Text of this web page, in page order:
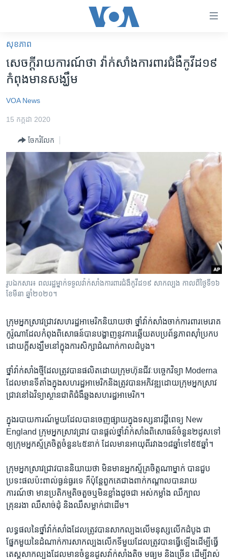
គេហទំព័រ​
ទាក់ទង
រំលង​
និង​
ទំព័រ​
ម្តង
រំលង​
សម្ព័ន្ធ​
រំលង​
និង​
ទៅ​
ស្វែង​
អន្តរជាតិ
ហេឡូវីអូអេ
កម្ពុជាច្នៃប្រតិដ្ឋ
ព្រឹត្តិការណ៍ព័ត៌មាន
ទូរទស្សន៍ / វីដេអូ​
វិទ្យុ / ផតខាសថ៍
កម្មវិធីទាំងអស់
Khmer English
បណ្តាញ​សង្គម
ភាសា
សុខភាព
សេចក្តីរាយការណ៍ថា វ៉ាក់សាំងការពារជំងឺកូវីដ១៩
កំពុងមានសង្ឃឹម
VOA News
15 កក្កដា 2020
ចែករំលែក
រូបឯកសារ៖ ពលរដ្ឋម្នាក់ទទួលវ៉ាក់សាំងការពារជំងឺកូវីដ១៩ សាកល្បង កាលពីថ្ងៃទី១៦
ខែមីនា ឆ្នាំ២០២០។
ក្រុមអ្នកស្រាវជ្រាវសហរដ្ឋអាមេរិកនិយាយថា ថ្នាំវ៉ាក់សាំងចាក់ការពារមេរោគ
កូរ៉ូណាដែលកំពុងពិសោធន៍បានបង្ហាញនូវការឆ្លើយតបប្រព័ន្ធភាពស៊ាំប្រកប
ដោយក្តីសង្ឃឹមនៅក្នុងការសិក្សាដំណាក់កាលដំបូង។
ថ្នាំវ៉ាក់សាំងថ្មីដែលត្រូវបានផលិតដោយក្រុមហ៊ុនជីវៈបច្ចេកវិទ្យា Moderna
ដែលមានទីតាំងក្នុងសហរដ្ឋអាមេរិកនិងត្រូវបានអភិវឌ្ឍដោយក្រុមអ្នកស្រាវ
ជ្រាវនៅឯវិទ្យាស្ថានជាតិជំងឺឆ្លងសហរដ្ឋអាមេរិក។
ក្នុងរបាយការណ៍មួយដែលបានចេញផ្សាយក្នុងទស្សនាវដ្តីពេទ្យ New
England ក្រុមអ្នកស្រាវជ្រាវ បានផ្តល់ថ្នាំវ៉ាក់សាំងពិសោធន៍ចំនួន២ដូសទៅ
ឲ្យក្រុមអ្នកស្ម័គ្រចិត្តចំនួន៤៥នាក់ ដែលមានអាយុពីរវាង១៨ឆ្នាំទៅ៥៥ឆ្នាំ។
ក្រុមអ្នកស្រាវជ្រាវបាននិយាយថា មិនមានអ្នកស្ម័គ្រចិត្តណាម្នាក់ បានជួប
ប្រទះផលប៉ះពាល់ធ្ងន់ធ្ងរទេ ក៏ប៉ុន្តែពួកគេជាងពាក់កណ្តាលបានរាយ
ការណ៍ថា មានប្រតិកម្មតិចតួចឬមិនខ្លាំងដូចជា អស់កម្លាំង ឈឺក្បាល
គ្រុនរងា ឈឺសាច់ដុំ និងឈឹសម្លាក់ជាដើម។
លទ្ធផលនៃថ្នាំវ៉ាក់សាំងដែលត្រូវបានសាកល្បងលើមនុស្សលើកដំបូង ជា
ផ្នែកមួយនៃដំណាក់ការសាកល្បងលើកទីមួយដែលត្រូវបានធ្វើឡើងដើម្បីធ្វើ
តេស្តសាកល្បងដែលមានចំនួនដូសវ៉ាក់សាំងតិច មធ្យម និងច្រើន ដើម្បីវាស់